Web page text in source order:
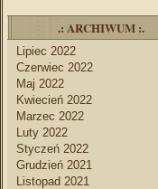
.: ARCHIWUM :.
Lipiec 2022
Czerwiec 2022
Maj 2022
Kwiecień 2022
Marzec 2022
Luty 2022
Styczeń 2022
Grudzień 2021
Listopad 2021